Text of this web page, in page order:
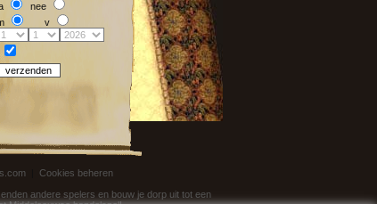
nee
v
Cookies beheren
andere spelers en bouw je dorp uit tot een